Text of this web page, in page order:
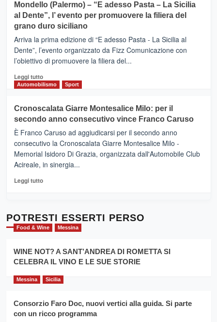
e
messaggi
di
CASTIGLIONE
DI
SICILIA
(Ct)
–
Il
Borgo
Gusto,
il
tra
sapori
vicoli
medievali
Mondello (Palermo) – “E adesso Pasta – La Sicilia
al Dente”, l’ evento per promuovere la filiera del
grano duro siciliano
Arriva la prima edizione di “E adesso Pasta - La Sicilia al
Dente”, l’evento organizzato da Fizz Comunicazione con
l’obiettivo di promuovere la filiera del...
Leggi tuttoLeggi
di
Mondello
(Palermo)
–
“E
adesso
Pasta
–
Sicilia
l’
evento
per
la
filiera
grano
Automobilismo Sport
Cronoscalata Giarre Montesalice Milo: per il
secondo anno consecutivo vince Franco Caruso
È Franco Caruso ad aggiudicarsi per il secondo anno
consecutivo la Cronoscalata Giarre Montesalice Milo -
Memorial Isidoro Di Grazia, organizzata dall'Automobile Club
Acireale, in sinergia...
Leggi tuttoLeggi
Cronoscalata
Giarre
Montesalice
per
il
anno
Franco
Caruso
POTRESTI ESSERTI PERSO
Food & Wine Messina
WINE NOT? A SANT’ANDREA DI ROMETTA SI
CELEBRA IL VINO E LE SUE STORIE
Messina Sicilia
Consorzio Faro Doc, nuovi vertici alla guida. Si parte
con un ricco programma